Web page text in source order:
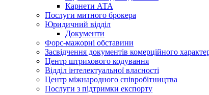
Карнети АТА
Послуги митного брокера
Юридичний відділ
Документи
Форс-мажорні обставини
Засвідчення документів комерційного
Центр штрихового кодування
Відділ інтелектуальної власності
Центр міжнародного співробітництва
Послуги з підтримки експорту